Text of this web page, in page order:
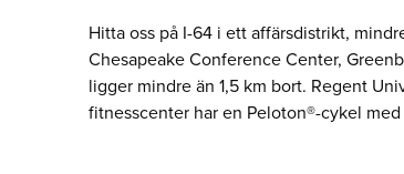
Hitta oss på I-64 i ett affärsdistrikt,
Chesapeake Conference Center,
ligger mindre än 1,5 km bort. Regent
fitnesscenter har en Peloton®-cykel